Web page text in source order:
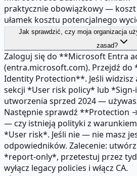
praktycznie obowiązkowy — koszt
ułamek kosztu potencjalnego
Jak sprawdzić, czy moja organizacja
zasad?
Zaloguj się do **Microsoft Entra
(entra.microsoft.com). Przejdź
Identity Protection**. Jeśli
sekcji *User risk policy* lub
utworzenia sprzed 2024 —
Następnie sprawdź **Protection
— czy istnieją polityki z
*User risk*. Jeśli nie — nie masz
odpowiedników. Zalecenie:
*report-only*, przetestuj przez
wyłącz legacy policies i włącz CA.